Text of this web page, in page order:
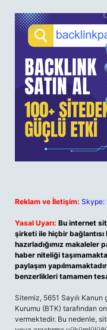
Reklam ve İletişim: Skype:
Yasal Uyarı: Bu internet
şirketi ile hiçbir
hazırladığımız makaleler
haber niteliği
paylaşım
benzerlikleri tamamen
Sitemiz, 5651 Sayılı
Kurumu (BTK) tarafından
vermektedir. Bu nedenle,